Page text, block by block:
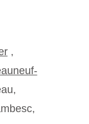
,